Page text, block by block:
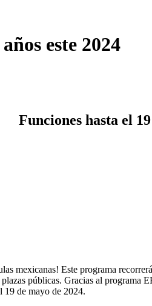
este 2024
Funciones hasta el
mexicanas! Este programa
públicas. Gracias al
19 de mayo de 2024.